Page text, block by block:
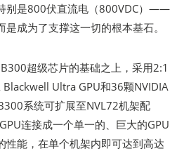
别是800伏直流电（800VDC）——
成为了支撑这一切的根本基石。
超级芯片的基础之上，采用2:1
Ultra GPU和36颗NVIDIA
系统可扩展至NVL72机架配
连接成一个单一的、巨大的GPU
性能，在单个机架内即可达到高达